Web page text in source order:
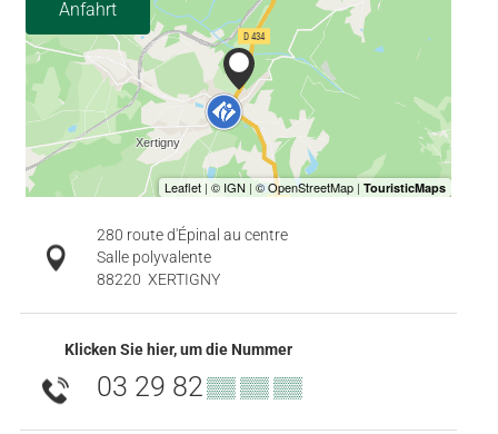
Anfahrt
280 route d'Épinal au centre
Salle polyvalente
88220 XERTIGNY
Klicken Sie hier, um die Nummer
03 29 82▒▒ ▒▒ ▒▒